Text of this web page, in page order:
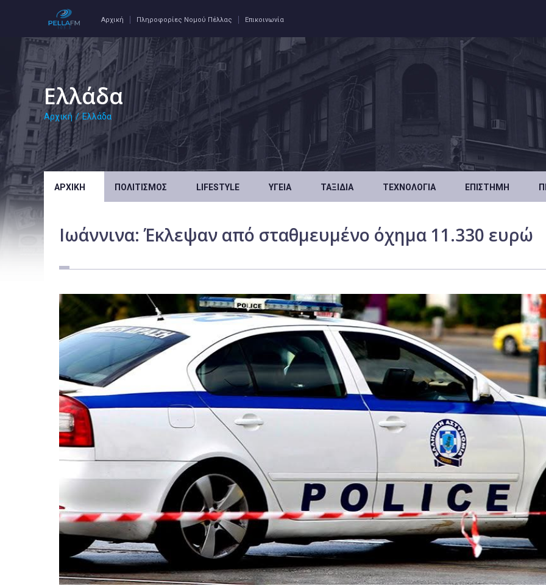
Αρχική Πληροφορίες Νομού Πέλλας Επικοινωνία
Ελλάδα
Αρχική / Ελλάδα
ΑΡΧΙΚΉ ΠΟΛΙΤΙΣΜΌΣ LIFESTYLE ΥΓΕΊΑ ΤΑΞΊΔΙΑ ΤΕΧΝΟΛΟΓΊΑ ΕΠΙΣΤΉΜΗ
Ιωάννινα: Έκλεψαν από σταθμευμένο όχημα 11.330 ευρώ